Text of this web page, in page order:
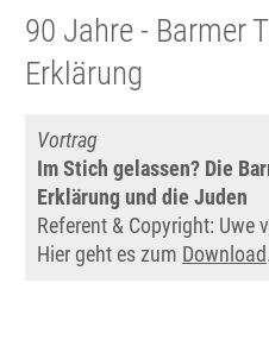
90 Jahre - Barmer
Erklärung
Vortrag
Im Stich gelassen? Die
Erklärung und die Juden
Referent & Copyright: Uwe
Hier geht es zum Download.